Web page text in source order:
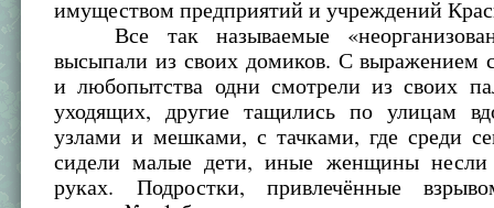
имуществом предприятий и учреждений
Все так называемые
высыпали из своих домиков. С выражением
и любопытства одни смотрели из своих
уходящих, другие тащились по улицам
узлами и мешками, с тачками, где среди
сидели малые дети, иные женщины несли
руках. Подростки, привлечённые